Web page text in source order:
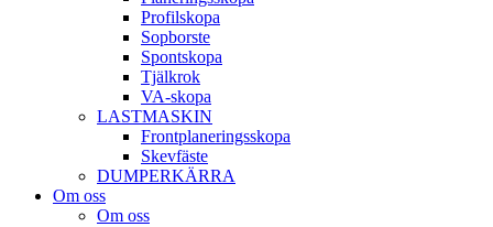
Profil­skopa
Sop­borste
Spont­skopa
Tjäl­krok
VA­-skopa
LAST­MASKIN
Front­planerings­skopa
Skev­fäste
DUMPER­KÄRRA
Om oss
Om oss